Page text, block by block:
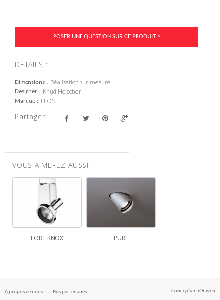
POSER UNE QUESTION SUR CE PRODUIT >
DÉTAILS :
Dimensions Réalisation sur mesure.
Designer Knud Holscher
Marque FLOS
Partager
VOUS AIMEREZ AUSSI :
FORT KNOX PURE
A propos de nous Nos partenaires Conception iOnweb